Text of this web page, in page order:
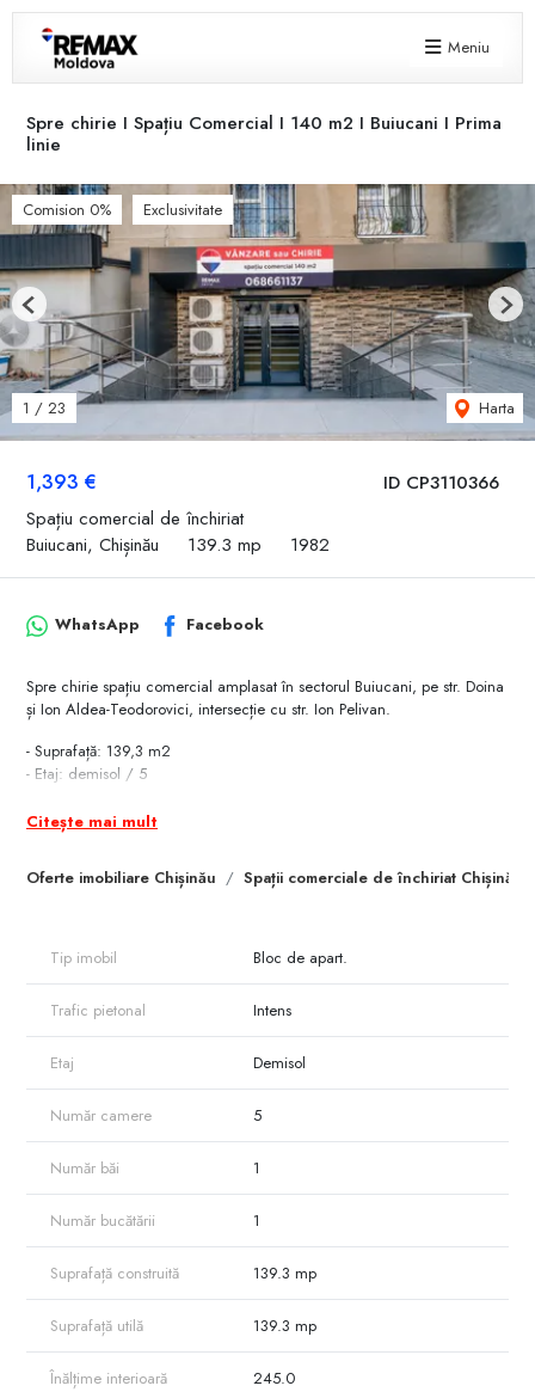
Meniu
Spre chirie I Spațiu Comercial I 140 m2 I Buiucani I Prima
linie
ID CP3110366
1,393 €
Spațiu comercial de închiriat
Buiucani, Chișinău
139.3 mp 1982
Comision 0% Exclusivitate
1 / 23 Harta
Previous Next
Oferte imobiliare Chișinău Spații comerciale de închiriat Chișinău
WhatsApp Facebook
Spre chirie spațiu comercial amplasat în sectorul Buiucani, pe str. Doina
și Ion Aldea-Teodorovici, intersecție cu str. Ion Pelivan.
- Suprafață: 139,3 m2
- Etaj: demisol / 5
- Intrare separată
- Sistem video și alarmă
- Bucătărie, baie, depozit
-Acces facil la transport public
Spațiul este potrivit pentru activitate comercială, oficiu, salon, cabinet
Pentru informații suplimentare, apelați cu încredere.
Citește mai mult
Tip imobil Bloc de apart.
Trafic pietonal Intens
Etaj Demisol
Număr camere 5
Număr băi 1
Număr bucătării 1
Suprafață construită 139.3 mp
Suprafață utilă 139.3 mp
Înălțime interioară 245.0